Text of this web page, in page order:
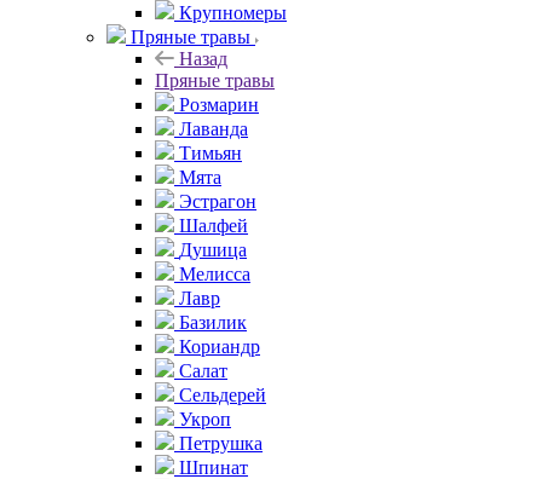
Крупномеры
Пряные травы
Назад
Пряные травы
Розмарин
Лаванда
Тимьян
Мята
Эстрагон
Шалфей
Душица
Мелисса
Лавр
Базилик
Кориандр
Салат
Сельдерей
Укроп
Петрушка
Шпинат